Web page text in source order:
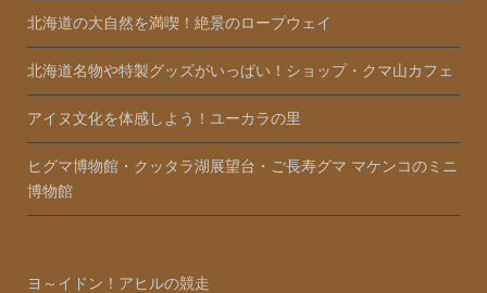
北海道の大自然を満喫！絶景のロープウェイ
北海道名物や特製グッズがいっぱい！ショップ・クマ山カフェ
アイヌ文化を体感しよう！ユーカラの里
ヒグマ博物館・クッタラ湖展望台・ご長寿グマ マケンコのミニ
博物館
ヨ～イドン！アヒルの競走